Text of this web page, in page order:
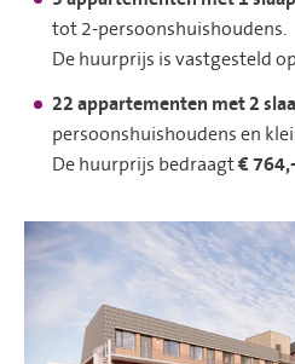
tot 2-persoonshuishoudens.
De huurprijs is vastgesteld
22 appartementen met 2
persoonshuishoudens en
De huurprijs bedraagt€ 764,-